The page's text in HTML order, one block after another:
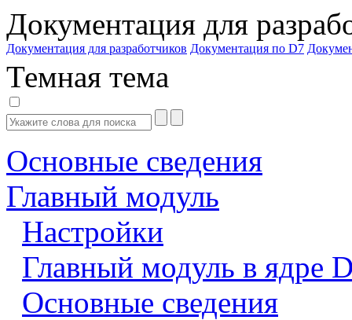
Документация для
Документация для разработчиков Документация по D7
Темная тема
Основные сведения
Главный модуль
Настройки
Главный модуль в ядре
Основные сведения